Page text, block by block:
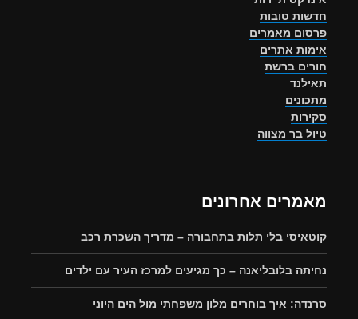
חדשות טובות
פרסום מאמרים
אימות אתרים
חורים ברשת
תאילנד
מתכונים
סקירות
טיול בר מצווה
מאמרים אחרונים
קוטאיסי בלי תלות בתחבורה – מדריך השכרת רכב
נחיתה בלובליאנה – כך מגיעים למרכז העיר עם ילדים
סרנדה: איך בוחרים מלון משפחתי מול הים היוני